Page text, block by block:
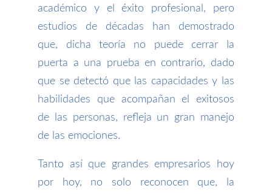
académico y el éxito profesional, pero
estudios de décadas han demostrado
que, dicha teoría no puede cerrar la
puerta a una prueba en contrario, dado
que se detectó que las capacidades y las
habilidades que acompañan el exitosos
de las personas, refleja un gran manejo
de las emociones.
Tanto así que grandes empresarios hoy
por hoy, no solo reconocen que, la